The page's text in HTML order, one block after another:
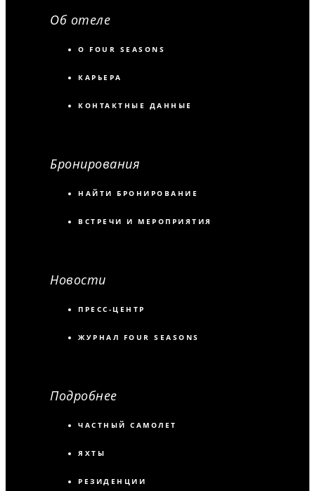
Об отеле
О FOUR SEASONS
КАРЬЕРА
КОНТАКТНЫЕ ДАННЫЕ
Бронирования
НАЙТИ БРОНИРОВАНИЕ
ВСТРЕЧИ И МЕРОПРИЯТИЯ
Новости
ПРЕСС-ЦЕНТР
ЖУРНАЛ FOUR SEASONS
Подробнее
ЧАСТНЫЙ САМОЛЕТ
ЯХТЫ
РЕЗИДЕНЦИИ